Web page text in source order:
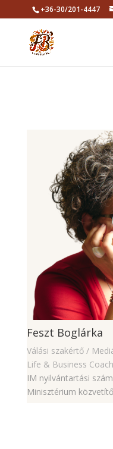
+36-30/201-4447
Feszt Boglárka
Válási szakértő /
Life & Business Coach
IM nyilvántartási
Minisztérium